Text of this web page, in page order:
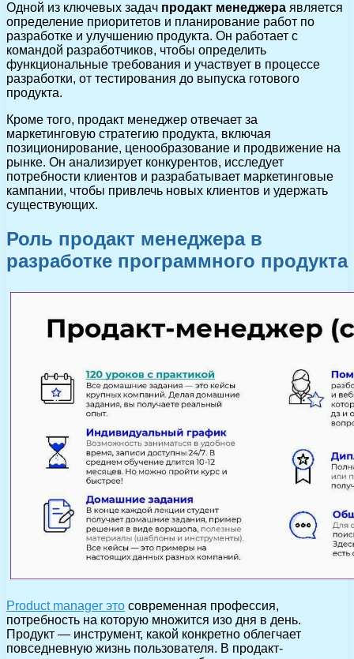
Одной из ключевых задач продакт менеджера является
определение приоритетов и планирование работ по
разработке и улучшению продукта. Он работает с
командой разработчиков, чтобы определить
функциональные требования и участвует в процессе
разработки, от тестирования до выпуска готового
продукта.
Кроме того, продакт менеджер отвечает за
маркетинговую стратегию продукта, включая
позиционирование, ценообразование и продвижение на
рынке. Он анализирует конкурентов, исследует
потребности клиентов и разрабатывает маркетинговые
кампании, чтобы привлечь новых клиентов и удержать
существующих.
Роль продакт менеджера в
разработке программного продукта
Product manager это современная профессия,
потребность на которую множится изо дня в день.
Продукт — инструмент, какой конкретно облегчает
повседневную жизнь пользователя. В продакт-